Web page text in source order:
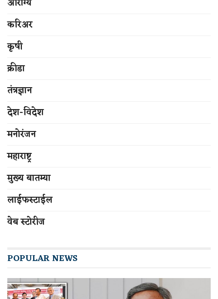
करिअर
कृषी
क्रीडा
तंत्रज्ञान
देश-विदेश
मनोरंजन
महाराष्ट्र
मुख्य बातम्या
लाईफस्टाईल
वेब स्टोरीज
POPULAR NEWS